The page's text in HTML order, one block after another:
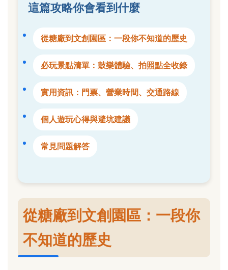
這篇攻略你會看到什麼
從糖廠到文創園區：一段你不知道的歷史
必玩景點清單：鼓樂體驗、拍照點全收錄
實用資訊：門票、營業時間、交通路線
個人遊玩心得與避坑建議
常見問題解答
從糖廠到文創園區：一段你
不知道的歷史